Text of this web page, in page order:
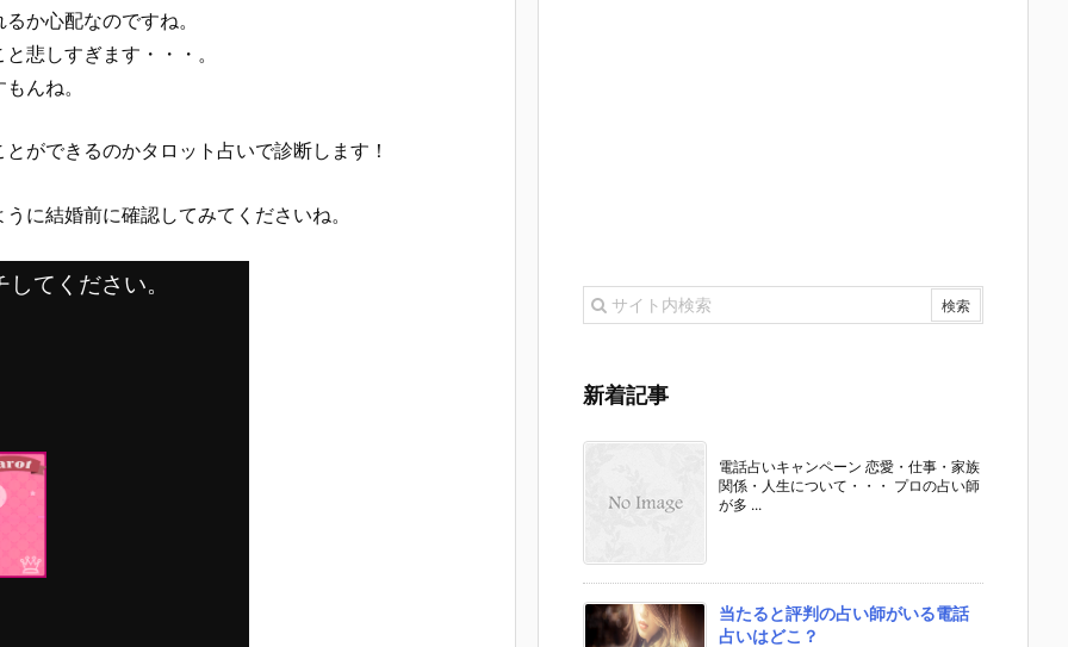
か心配なのですね。
悲しすぎます・・・。
んね。
ができるのかタロット占いで診断します！
に結婚前に確認してみてくださいね。
てください。
新着記事
電話占いキャンペーン 恋愛・仕事・家族
関係・人生について・・・ プロの占い師
が多 ...
当たると評判の占い師がいる電話
占いはどこ？